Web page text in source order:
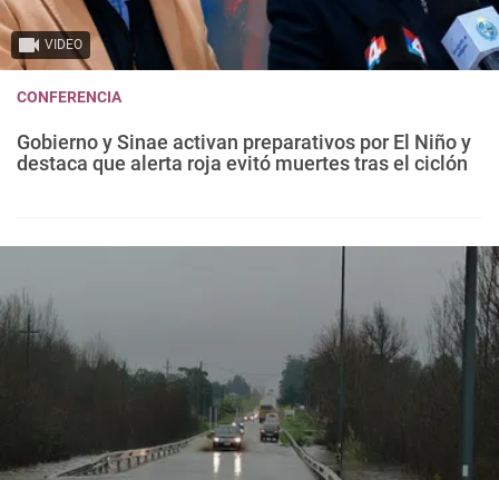
VIDEO
CONFERENCIA
Gobierno y Sinae activan preparativos por El Niño y
destaca que alerta roja evitó muertes tras el ciclón